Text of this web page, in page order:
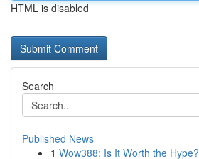
HTML is disabled
Search
Published News
1 Wow388: Is It Worth the Hype?